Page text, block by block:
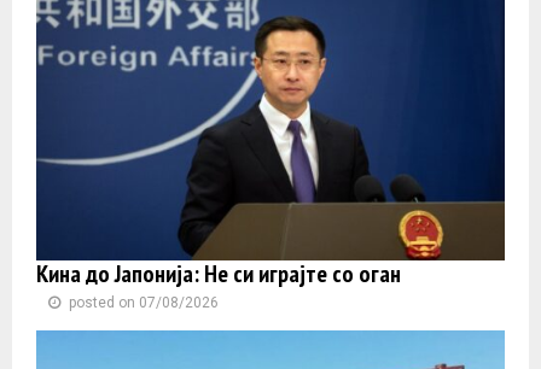
Кина до Јапонија: Не си играјте со оган
posted on 07/08/2026